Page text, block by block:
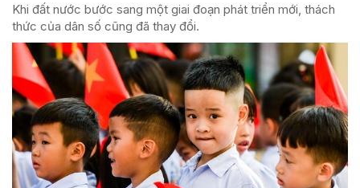
Khi đất nước bước sang một giai đoạn phát triển mới, thách
thức của dân số cũng đã thay đổi.